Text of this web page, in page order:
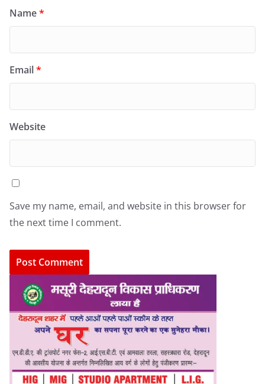
Name*
Email*
Website
Save my name, email, and website in this browser for
the next time I comment.